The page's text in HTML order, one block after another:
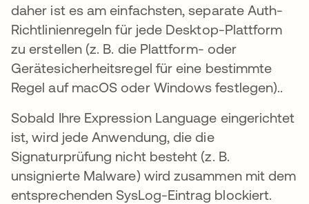
daher ist es am einfachsten, separate Auth-
Richtlinienregeln für jede Desktop-Plattform
zu erstellen (z. B. die Plattform- oder
Gerätesicherheitsregel für eine bestimmte
Regel auf macOS oder Windows festlegen)..
Sobald Ihre Expression Language eingerichtet
ist, wird jede Anwendung, die die
Signaturprüfung nicht besteht (z. B.
unsignierte Malware) wird zusammen mit dem
entsprechenden SysLog-Eintrag blockiert.